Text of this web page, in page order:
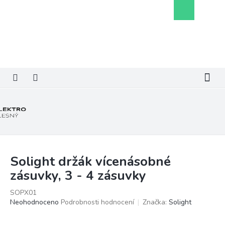
košík
Solight držák vícenásobné
zásuvky, 3 - 4 zásuvky
SOPX01
Průměrné
Neohodnoceno Podrobnosti hodnocení Značka: Solight